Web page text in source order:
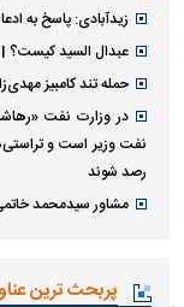
زیدآبادی: پاسخ به
عبدال السید کیست؟
حمله تند کامبیز
در وزارت نفت
نفت وزیر است و
رصد شوند
مشاور سیدمحمد
پربحث ترین